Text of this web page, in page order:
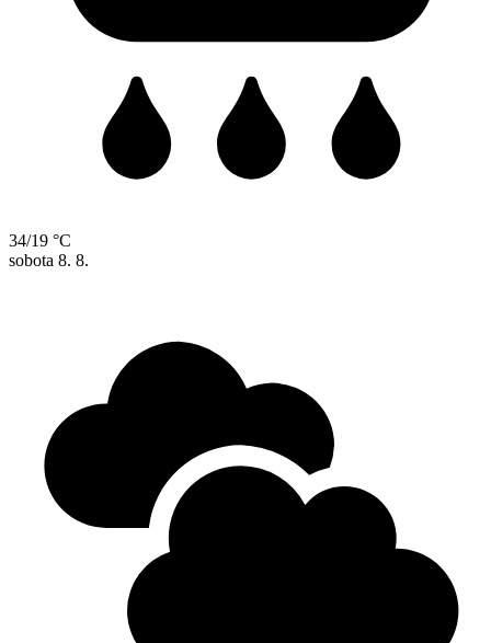
34/19 °C
sobota 8. 8.